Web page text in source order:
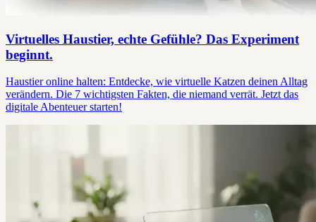
Virtuelles Haustier, echte Gefühle? Das Experiment
beginnt.
Haustier online halten: Entdecke, wie virtuelle Katzen deinen Alltag
verändern. Die 7 wichtigsten Fakten, die niemand verrät. Jetzt das
digitale Abenteuer starten!